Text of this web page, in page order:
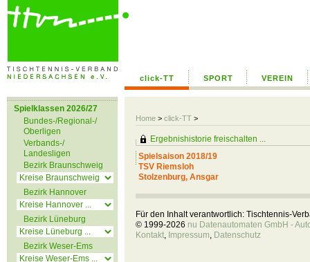
click-TT SPORT VEREIN
Home > click-TT >
Spielklassen 2026/27
Bundes-/Regional-/
Oberligen
Verbands-/
Landesligen
Bezirk Braunschweig
Bezirk Hannover
Bezirk Lüneburg
Bezirk Weser-Ems
Ergebnishistorie freischalten ...
Spielsaison 2018/19
TSV Riemsloh
Stolzenburg, Ansgar
Für den Inhalt verantwortlich: Tischtennis-
© 1999-2026 nu Datenautomaten GmbH -
Kontakt, Impressum, Datenschutz